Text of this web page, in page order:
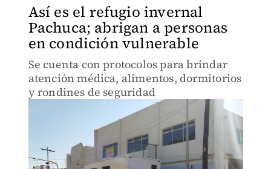
Así es el refugio invernal
Pachuca; abrigan a personas
en condición vulnerable
Se cuenta con protocolos para brindar
atención médica, alimentos, dormitorios
y rondines de seguridad